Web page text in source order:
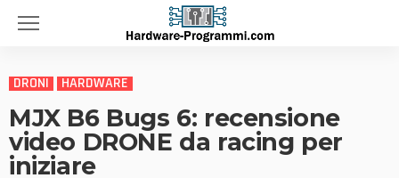
DRONI HARDWARE
MJX B6 Bugs 6: recensione
video DRONE da racing per
iniziare